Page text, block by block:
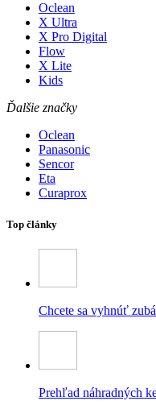
Oclean
X Ultra
X Pro Digital
Flow
X Lite
Kids
Ďalšie značky
Oclean
Panasonic
Sencor
Eta
Curaprox
Top články
Chcete sa vyhnúť
Prehľad náhradných